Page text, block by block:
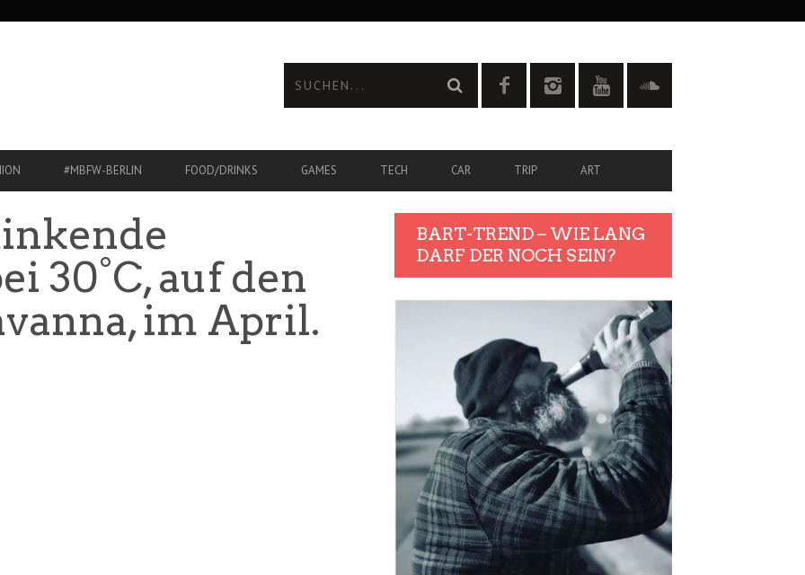
#MBFW-BERLIN FOOD/DRINKS GAMES TECH CAR TRIP ART
30°C, auf den
im April.
BART-TREND – WIE LANG
DARF DER NOCH SEIN?